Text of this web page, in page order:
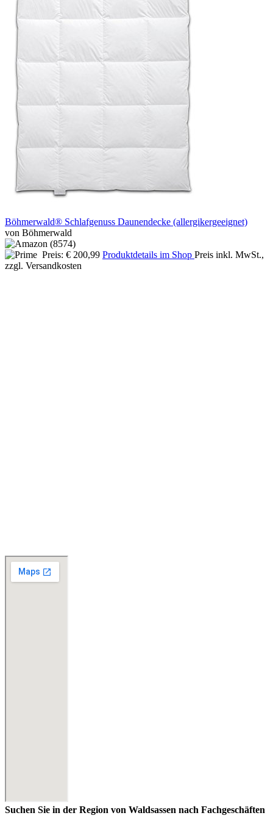
Böhmerwald® Schlafgenuss Daunendecke (allergikergeeignet)
von Böhmerwald
Preis: € 200,99 Produktdetails im Shop Preis inkl. MwSt.,
zzgl. Versandkosten
Suchen Sie in der Region von Waldsassen nach Fachgeschäften